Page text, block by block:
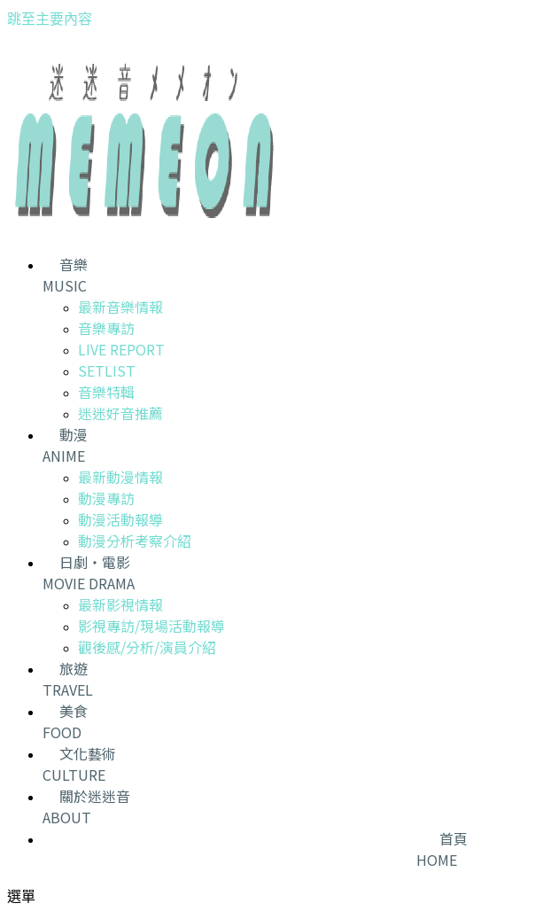
跳至主要內容
音樂
MUSIC
最新音樂情報
音樂專訪
LIVE REPORT
SETLIST
音樂特輯
迷迷好音推薦
動漫
ANIME
最新動漫情報
動漫專訪
動漫活動報導
動漫分析考察介紹
日劇・電影
MOVIE DRAMA
最新影視情報
影視專訪/現場活動報導
觀後感/分析/演員介紹
旅遊
TRAVEL
美食
FOOD
文化藝術
CULTURE
關於迷迷音
ABOUT
首頁
HOME
選單